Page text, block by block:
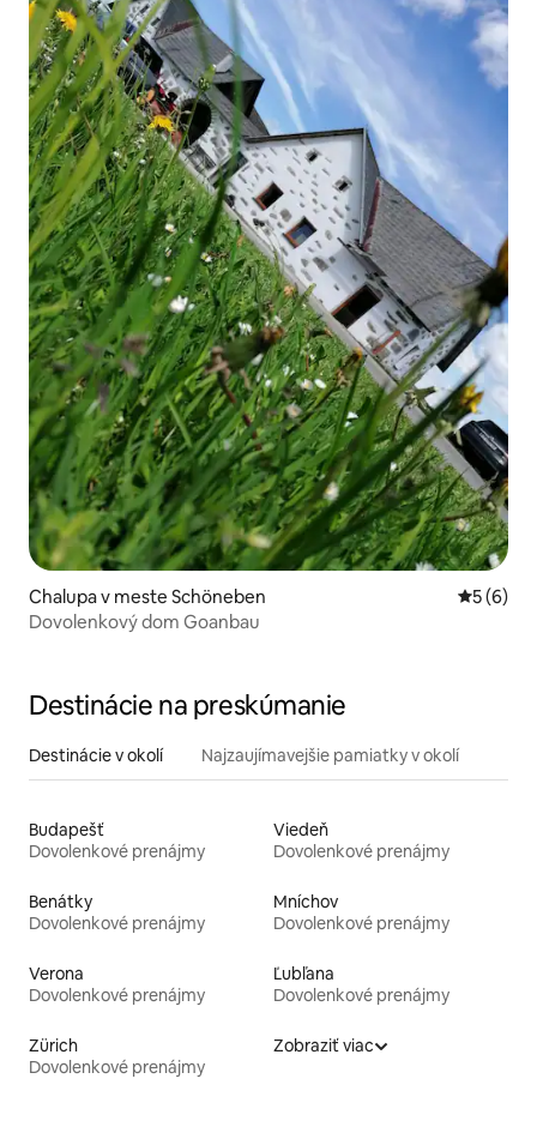
Chalupa v meste Schöneben
5 (6)
Dovolenkový dom Goanbau
Destinácie na preskúmanie
Destinácie v okolí Najzaujímavejšie pamiatky v okolí
Budapešť
Dovolenkové prenájmy
Viedeň
Dovolenkové prenájmy
Benátky
Dovolenkové prenájmy
Mníchov
Dovolenkové prenájmy
Verona
Dovolenkové prenájmy
Ľubľana
Dovolenkové prenájmy
Zürich
Dovolenkové prenájmy
Zobraziť viac